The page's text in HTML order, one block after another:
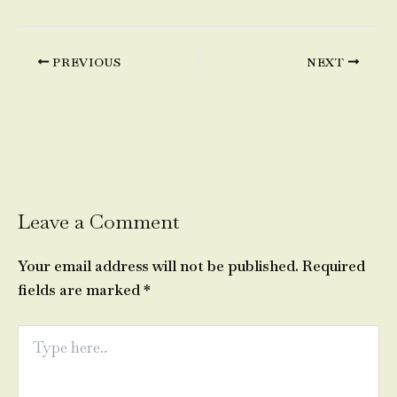
PREVIOUS NEXT
Leave a Comment
Your email address will not be published. Required
fields are marked*
here..